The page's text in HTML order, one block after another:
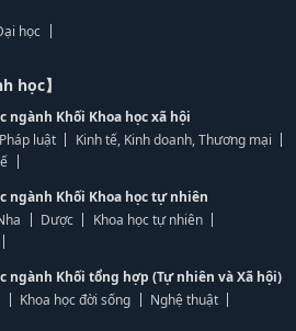
học
học】
ngành Khối Khoa học xã hội
Pháp luật
Kinh tế, Kinh doanh, Thương mại
ngành Khối Khoa học tự nhiên
Dược
Khoa học tự nhiên
ngành Khối tổng hợp (Tự nhiên và Xã hội)
Khoa học đời sống
Nghệ thuật